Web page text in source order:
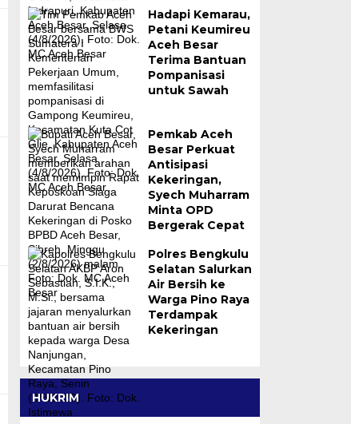
Hadapi Kemarau,
Petani Keumireu
Aceh Besar
Terima Bantuan
Pompanisasi
untuk Sawah
Pemkab Aceh
Besar Perkuat
Antisipasi
Kekeringan,
Syech Muharram
Minta OPD
Bergerak Cepat
Polres Bengkulu
Selatan Salurkan
Air Bersih ke
Warga Pino Raya
Terdampak
Kekeringan
HUKRIM